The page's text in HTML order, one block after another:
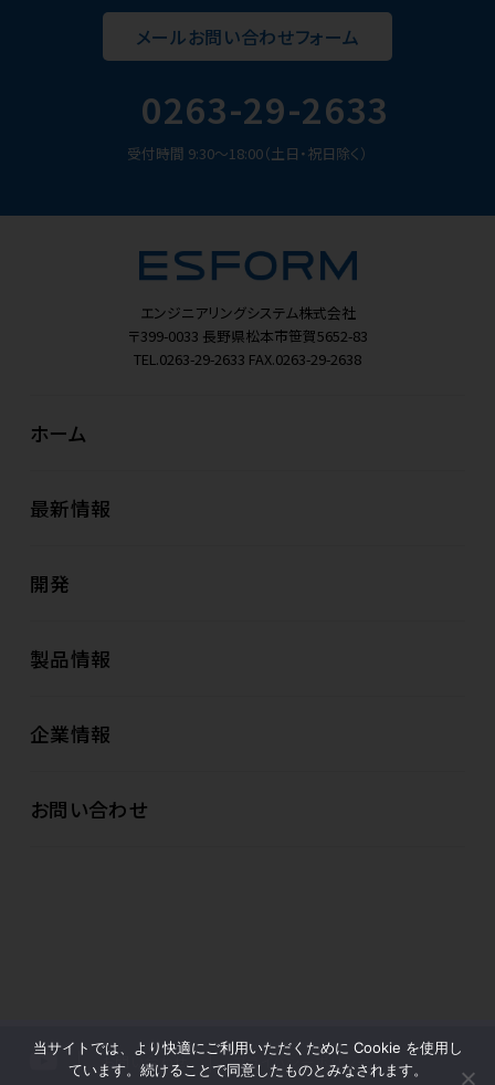
メールお問い合わせフォーム
0263-29-2633
受付時間 9:30～18:00（土日・祝日除く）
エンジニアリングシステム株式会社
〒399-0033 長野県松本市笹賀5652-83
TEL.0263-29-2633 FAX.0263-29-2638
ホーム
最新情報
開発
製品情報
企業情報
お問い合わせ
お問い合わせ プライバシーポリシー
当サイトでは、より快適にご利用いただくために Cookie を使用し
ています。続けることで同意したものとみなされます。